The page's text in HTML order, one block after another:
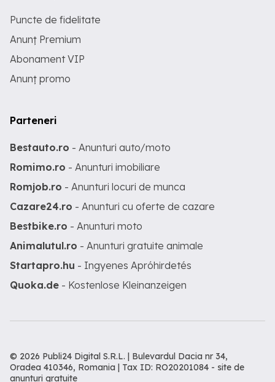
Puncte de fidelitate
Anunț Premium
Abonament VIP
Anunț promo
Parteneri
Bestauto.ro - Anunturi auto/moto
Romimo.ro - Anunturi imobiliare
Romjob.ro - Anunturi locuri de munca
Cazare24.ro - Anunturi cu oferte de cazare
Bestbike.ro - Anunturi moto
Animalutul.ro - Anunturi gratuite animale
Startapro.hu - Ingyenes Apróhirdetés
Quoka.de - Kostenlose Kleinanzeigen
© 2026 Publi24 Digital S.R.L. | Bulevardul Dacia nr 34,
Oradea 410346, Romania | Tax ID: RO20201084 - site de
anunturi gratuite